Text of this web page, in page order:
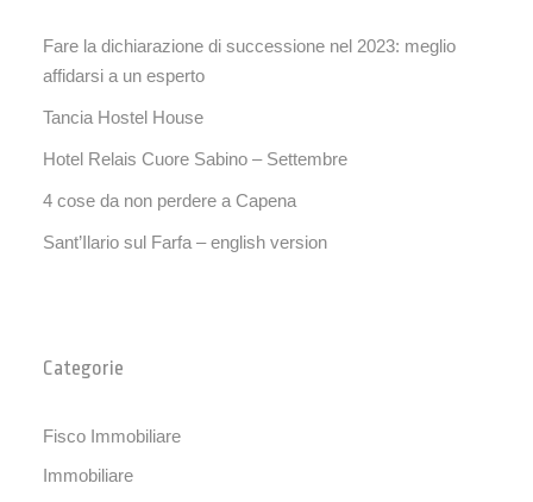
Fare la dichiarazione di successione nel 2023: meglio
affidarsi a un esperto
Tancia Hostel House
Hotel Relais Cuore Sabino – Settembre
4 cose da non perdere a Capena
Sant’Ilario sul Farfa – english version
Categorie
Fisco Immobiliare
Immobiliare